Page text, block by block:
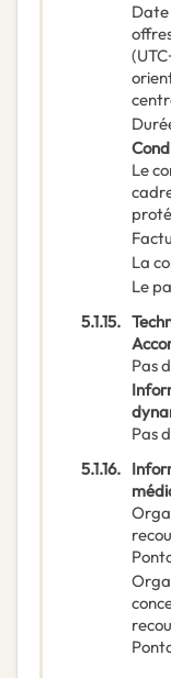
Date
Le
La
Le
5.1.15.
Pas
Pas
5.1.16.